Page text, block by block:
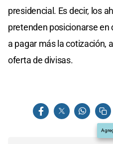
presidencial. Es decir, los
pretenden posicionarse
a pagar más la cotización,
oferta de divisas.